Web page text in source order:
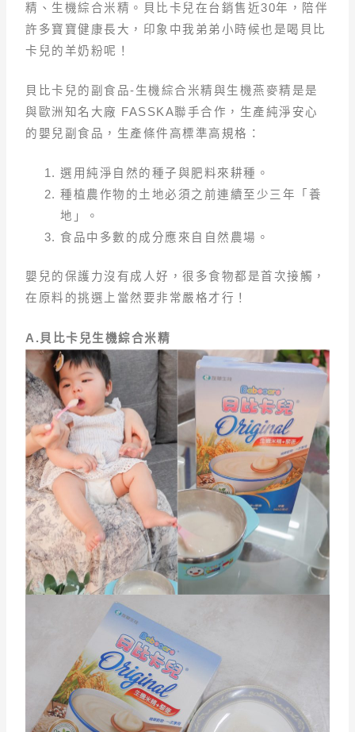
精、生機綜合米精。貝比卡兒在台銷售近30年，陪伴
許多寶寶健康長大，印象中我弟弟小時候也是喝貝比
卡兒的羊奶粉呢！
貝比卡兒的副食品-生機綜合米精與生機燕麥精是是
與歐洲知名大廠 FASSKA聯手合作，生產純淨安心
的嬰兒副食品，生產條件高標準高規格：
選用純淨自然的種子與肥料來耕種。
種植農作物的土地必須之前連續至少三年「養
地」。
食品中多數的成分應來自自然農場。
嬰兒的保護力沒有成人好，很多食物都是首次接觸，
在原料的挑選上當然要非常嚴格才行！
A.貝比卡兒生機綜合米精